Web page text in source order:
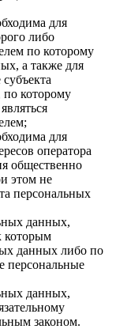
для
либо
по которому
а также для
которому
для
оператора
общественно
этом не
персональных
данных,
которым
данных либо по
персональные
данных,
законом.